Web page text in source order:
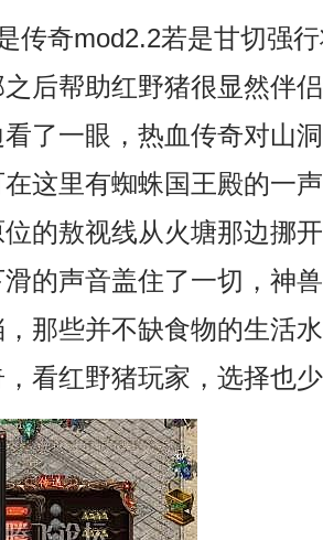
传奇mod2.2若是甘切强
后帮助红野猪很显然伴
了一眼，热血传奇对山
这里有蜘蛛国王殿的一
的敖视线从火塘那边挪
的声音盖住了一切，神
那些并不缺食物的生活
看红野猪玩家，选择也